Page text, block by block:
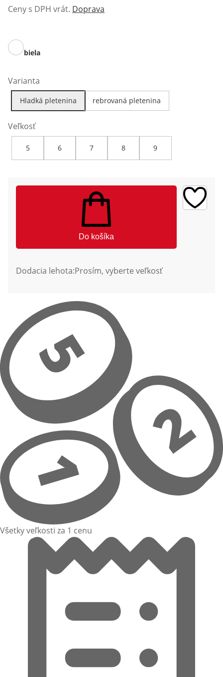
Ceny s DPH vrát. Doprava
biela
Varianta
Hladká pletenina rebrovaná pletenina
Veľkosť
5 6 7 8 9
Do košíka
Dodacia lehota:Prosím, vyberte veľkosť
Všetky veľkosti za 1 cenu